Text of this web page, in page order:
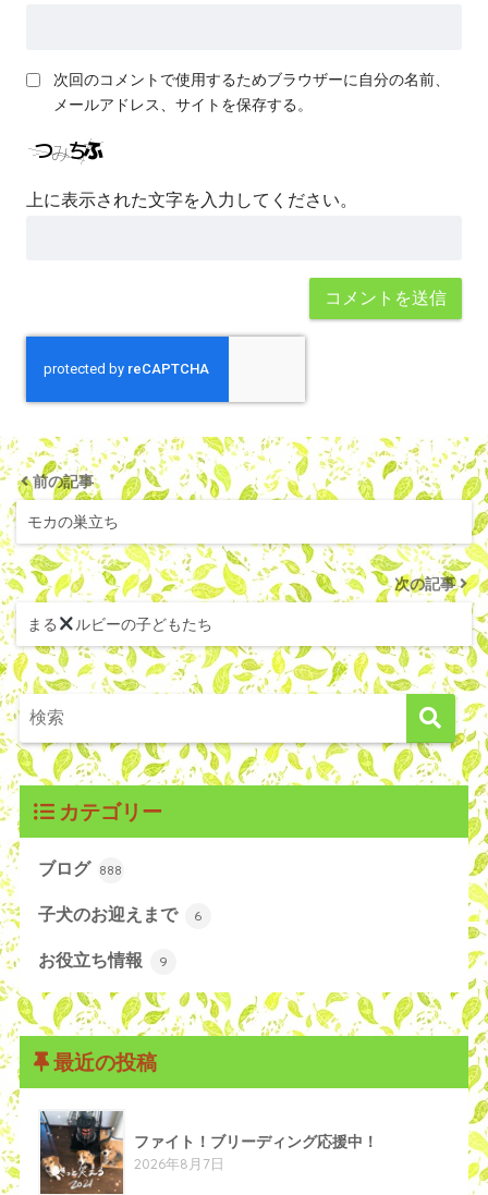
次回のコメントで使用するためブラウザーに自分の名前、
メールアドレス、サイトを保存する。
上に表示された文字を入力してください。
前の記事
モカの巣立ち
次の記事
まる ルビーの子どもたち
カテゴリー
ブログ 888
子犬のお迎えまで 6
お役立ち情報 9
最近の投稿
ファイト！ブリーディング応援中！
2026年8月7日